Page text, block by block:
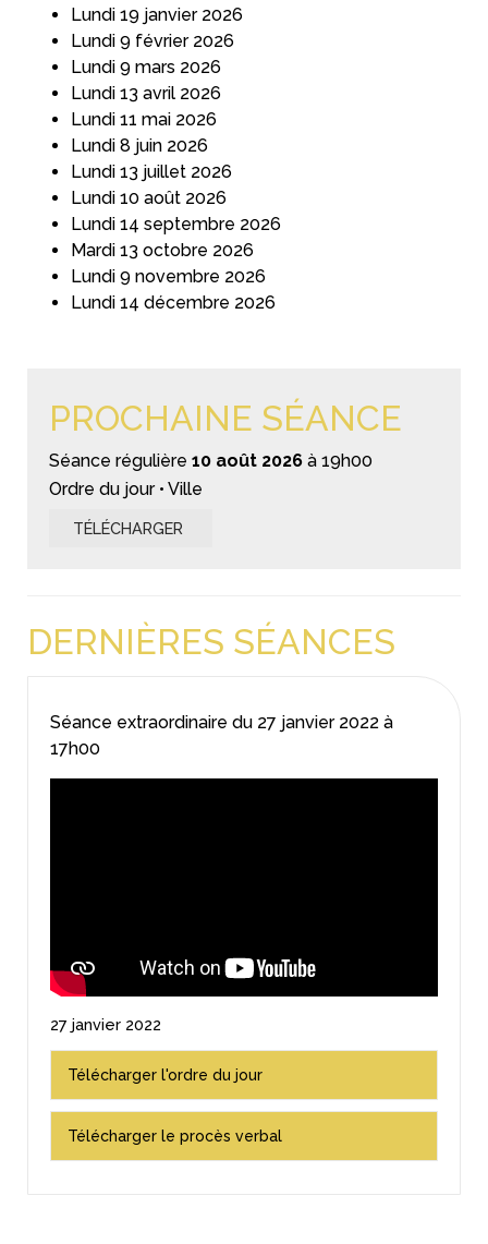
Lundi 19 janvier 2026
Lundi 9 février 2026
Lundi 9 mars 2026
Lundi 13 avril 2026
Lundi 11 mai 2026
Lundi 8 juin 2026
Lundi 13 juillet 2026
Lundi 10 août 2026
Lundi 14 septembre 2026
Mardi 13 octobre 2026
Lundi 9 novembre 2026
Lundi 14 décembre 2026
PROCHAINE SÉANCE
Séance régulière 10 août 2026 à 19h00
Ordre du jour • Ville
TÉLÉCHARGER
DERNIÈRES SÉANCES
Séance extraordinaire du 27 janvier 2022 à
17h00
27 janvier 2022
Télécharger l'ordre du jour
Télécharger le procès verbal